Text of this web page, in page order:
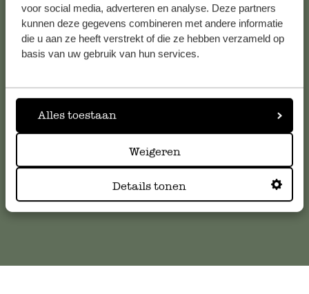
voor social media, adverteren en analyse. Deze partners
kunnen deze gegevens combineren met andere informatie
die u aan ze heeft verstrekt of die ze hebben verzameld op
basis van uw gebruik van hun services.
Alles toestaan
Weigeren
Details tonen
Klantenservice
meestgestelde vragen
klantenservice@dille-kamille.com
Online Klantenservice